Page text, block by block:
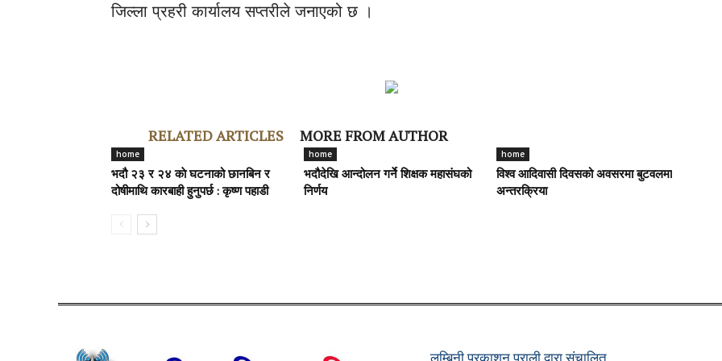
जिल्ला प्रहरी कार्यालय सप्तरीले जनाएको छ ।
RELATED ARTICLES MORE FROM AUTHOR
home
भदौ २३ र २४ काे घटनाको छानबिन र
दोषीमाथि कारबाही हुनुपर्छ : कृष्ण पहाडी
home
भदौदेखि आन्दोलन गर्ने शिक्षक महासंघको
निर्णय
home
विश्व आदिवासी दिवसको अवसरमा बुटवलमा
अन्तरक्रिया